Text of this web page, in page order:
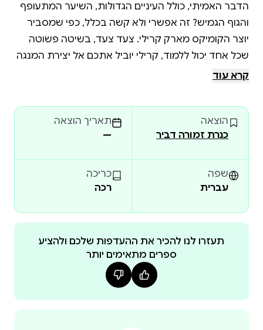
הדבר האמיתי, כולל העיניים הגדולות, השיער המתעופף
והגוף הגמיש? זה אפשרי ולא קשה בכלל, כפי שמסביר
יוצר הקומיקס מארק קרילי. צעד צעד, בשיטה פשוטה
שכל אחד יכול ללמוד, קרילי יוביל אתכם אל יצירת המנגה
שלכם! אז — הכינו את העפרונות והעטים (איזה? גם את
מפיחים חיים בכל הסיפורים שיש לכם בראש...מארק
קרילי הוא אומן קומיקס ומומחה מנגה. סרטוני ההדרכה
שלו ביוטיוב זכו למיליוני צפיות, וספרי ההדרכה שלו עזרו
קרא עוד
הוצאה
כנרת זמורה דביר
תאריך הוצאה
—
שפה
עברית
כריכה
רכה
תעזרו לנו להכיר את ההעדפות שלכם ולהציע
ספרים מתאימים יותר